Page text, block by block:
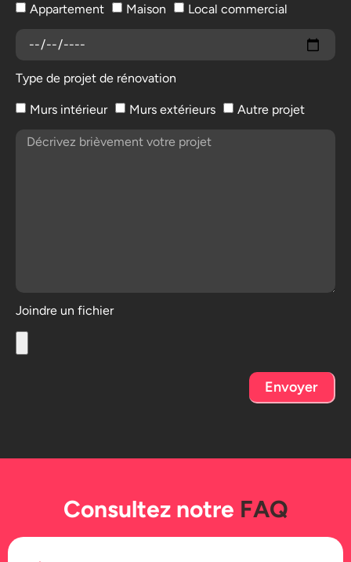
Appartement Maison Local commercial
Type de projet de rénovation
Murs intérieur Murs extérieurs Autre projet
Joindre un fichier
Envoyer
Consultez notre FAQ